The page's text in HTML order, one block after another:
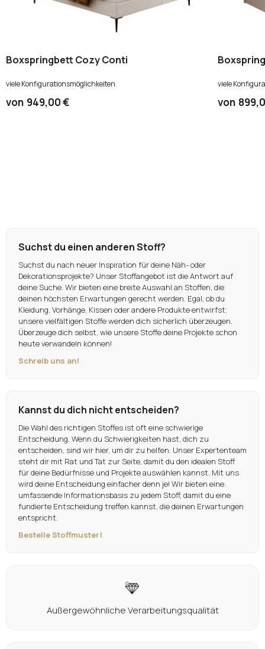
Boxspringbett Cozy Conti
viele Konfigurationsmöglichkeiten
von 949,00 €
viele
von
Suchst du einen anderen Stoff?
Suchst du nach neuer Inspiration für deine Näh- oder
Dekorationsprojekte? Unser Stoffangebot ist die Antwort auf
deine Suche. Wir bieten eine breite Auswahl an Stoffen, die
deinen höchsten Erwartungen gerecht werden. Egal, ob du
Kleidung, Vorhänge, Kissen oder andere Produkte entwirfst,
unsere vielfältigen Stoffe werden dich sicherlich überzeugen.
Überzeuge dich selbst, wie unsere Stoffe deine Projekte schon
heute verwandeln können!
Schreib uns an!
Kannst du dich nicht entscheiden?
Die Wahl des richtigen Stoffes ist oft eine schwierige
Entscheidung. Wenn du Schwierigkeiten hast, dich zu
entscheiden, sind wir hier, um dir zu helfen. Unser Expertenteam
steht dir mit Rat und Tat zur Seite, damit du den idealen Stoff
für deine Bedürfnisse und Projekte auswählen kannst. Mit uns
wird deine Entscheidung einfacher denn je! Wir bieten eine
umfassende Informationsbasis zu jedem Stoff, damit du eine
fundierte Entscheidung treffen kannst, die deinen Erwartungen
entspricht.
Bestelle Stoffmuster!
Außergewöhnliche Verarbeitungsqualität